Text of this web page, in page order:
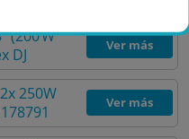
(200 W
DJ
Ver más
250W
Ver más